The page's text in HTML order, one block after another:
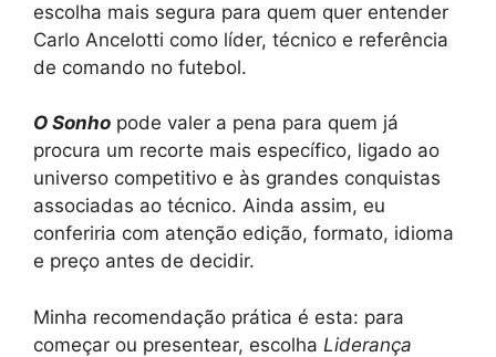
escolha mais segura para quem quer entender
Carlo Ancelotti como líder, técnico e referência
de comando no futebol.
O Sonho pode valer a pena para quem já
procura um recorte mais específico, ligado ao
universo competitivo e às grandes conquistas
associadas ao técnico. Ainda assim, eu
conferiria com atenção edição, formato, idioma
e preço antes de decidir.
Minha recomendação prática é esta: para
começar ou presentear, escolha Liderança